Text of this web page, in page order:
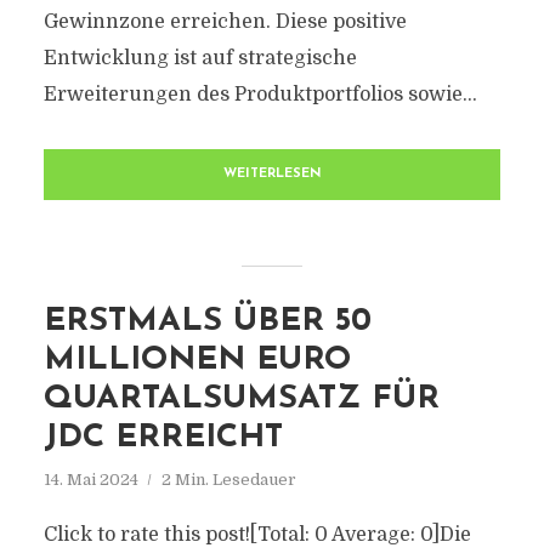
Gewinnzone erreichen. Diese positive
Entwicklung ist auf strategische
Erweiterungen des Produktportfolios sowie...
WEITERLESEN
ERSTMALS ÜBER 50
MILLIONEN EURO
QUARTALSUMSATZ FÜR
JDC ERREICHT
14. Mai 2024 2 Min. Lesedauer
Click to rate this post![Total: 0 Average: 0]Die